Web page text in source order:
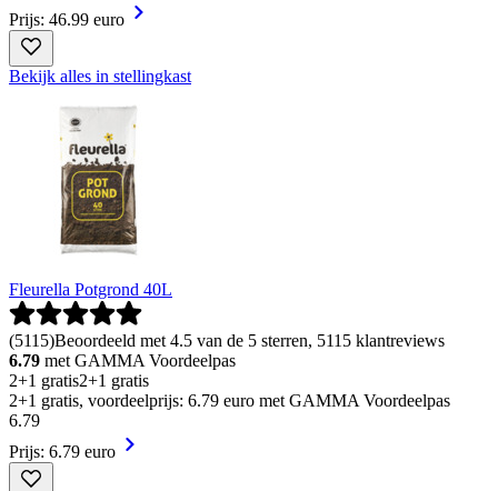
Prijs: 46.99 euro
Bekijk alles in stellingkast
Fleurella Potgrond 40L
(5115)Beoordeeld met 4.5 van de 5 sterren, 5115 klantreviews
6.79 met GAMMA Voordeelpas
2+1 gratis2+1 gratis
2+1 gratis, voordeelprijs: 6.79 euro met GAMMA Voordeelpas
6.79
Prijs: 6.79 euro